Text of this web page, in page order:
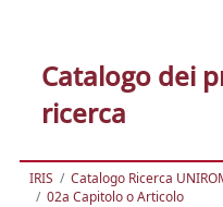
Catalogo dei
ricerca
IRIS Catalogo Ricerca
02a Capitolo o Articolo